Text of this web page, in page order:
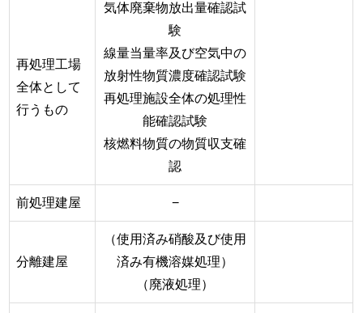
再処理工場
全体として
行うもの
気体廃棄物放出量確認試
験
線量当量率及び空気中の
放射性物質濃度確認試験
再処理施設全体の処理性
能確認試験
核燃料物質の物質収支確
認
前処理建屋 −
分離建屋
（使用済み硝酸及び使用
済み有機溶媒処理）
（廃液処理）